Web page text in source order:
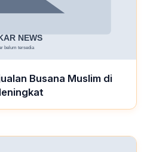
Busana Muslim di